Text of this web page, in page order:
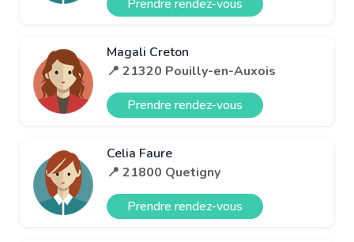
Prendre rendez-vous
Magali Creton
📍 21320 Pouilly-en-Auxois
Prendre rendez-vous
Celia Faure
📍 21800 Quetigny
Prendre rendez-vous